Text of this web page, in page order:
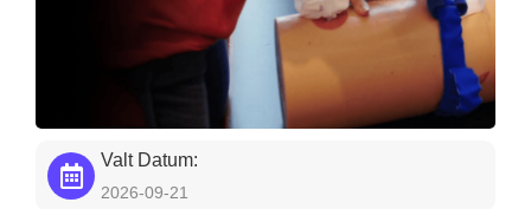
Valt Datum:
2026-09-21